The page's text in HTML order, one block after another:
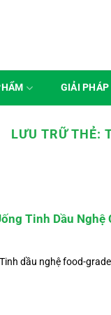
GIẢI PHÁP
LƯU TRỮ THẺ:
Tinh Dầu Nghệ
Tinh dầu nghệ food-